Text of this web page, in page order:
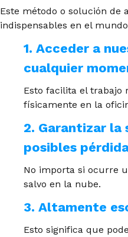
Este método o solución de
indispensables en el
1. Acceder a
cualquier
Esto facilita el trabajo
físicamente en la
2. Garantizar la
posibles
No importa si ocurre
salvo en la nube.
3. Altamente
Esto significa que